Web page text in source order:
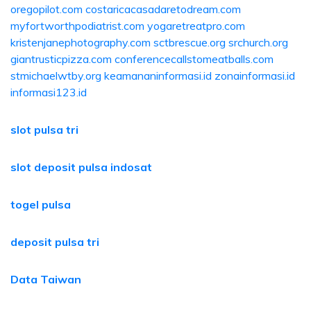
oregopilot.com costaricacasadaretodream.com
myfortworthpodiatrist.com yogaretreatpro.com
kristenjanephotography.com sctbrescue.org srchurch.org
giantrusticpizza.com conferencecallstomeatballs.com
stmichaelwtby.org keamananinformasi.id zonainformasi.id
informasi123.id
slot pulsa tri
slot deposit pulsa indosat
togel pulsa
deposit pulsa tri
Data Taiwan